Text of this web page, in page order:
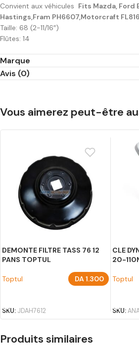
Convient aux véhicules Fits Mazda, Ford
Hastings,Fram PH6607,Motorcraft
Taille: 68 (2-11/16″)
Flûtes: 14
Marque
Avis (0)
Vous aimerez peut-être
DEMONTE FILTRE TASS 76 12
PANS TOPTUL
Toptul DA1.300
SKU: JDAH7612
CLE
20-
Toptul
SKU:
Produits similaires